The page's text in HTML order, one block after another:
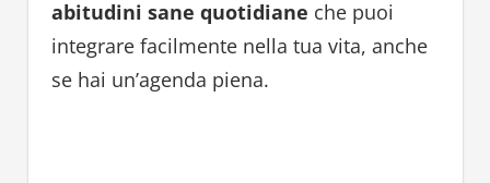
abitudini sane quotidiane che puoi
integrare facilmente nella tua vita, anche
se hai un’agenda piena.